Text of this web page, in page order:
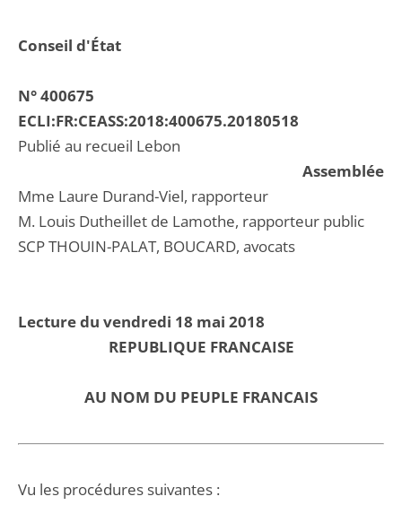
Conseil d'État
N° 400675
ECLI:FR:CEASS:2018:400675.20180518
Publié au recueil Lebon
Assemblée
Mme Laure Durand-Viel, rapporteur
M. Louis Dutheillet de Lamothe, rapporteur public
SCP THOUIN-PALAT, BOUCARD, avocats
Lecture du vendredi 18 mai 2018
REPUBLIQUE FRANCAISE
AU NOM DU PEUPLE FRANCAIS
Vu les procédures suivantes :